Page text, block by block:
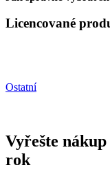
Licencované
Ostatní
Vyřešte
rok